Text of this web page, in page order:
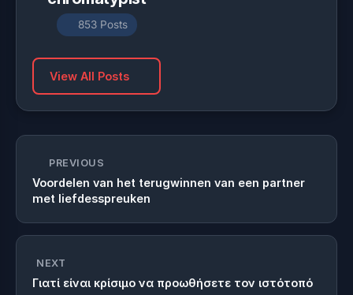
853 Posts
View All Posts
PREVIOUS
Voordelen van het terugwinnen van een partner
met liefdesspreuken
NEXT
Γιατί είναι κρίσιμο να προωθήσετε τον ιστότοπό